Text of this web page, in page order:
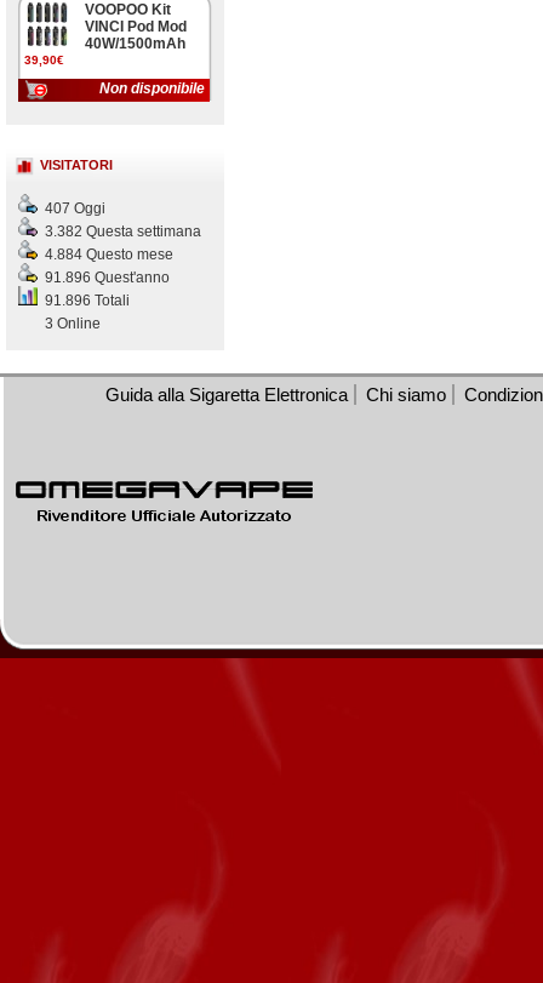
39,90€
VOOPOO Kit
VINCI Pod Mod
40W/1500mAh
Non disponibile
VISITATORI
407 Oggi
3.382 Questa settimana
4.884 Questo mese
91.896 Quest'anno
91.896 Totali
3 Online
Guida alla Sigaretta Elettronica Chi siamo